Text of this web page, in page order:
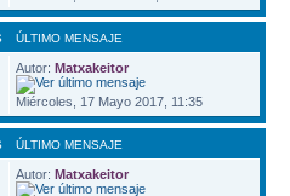
ÚLTIMO MENSAJE
Autor:Matxakeitor
Miércoles, 17 Mayo 2017, 11:35
ÚLTIMO MENSAJE
Autor:Matxakeitor